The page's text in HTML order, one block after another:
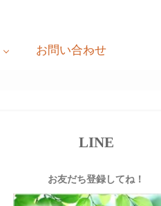
お問い合わせ
LINE
お友だち登録してね！